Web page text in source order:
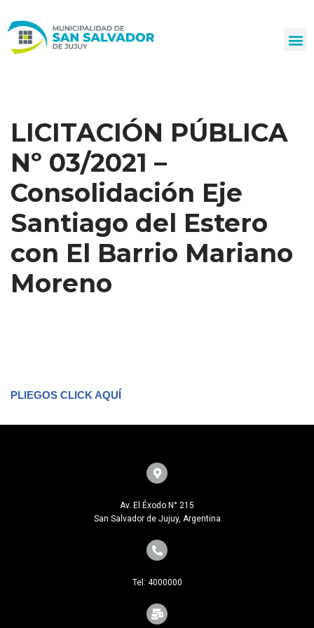
al
LICITACIÓN PÚBLICA
Nº 03/2021 –
Consolidación Eje
Santiago del Estero
con El Barrio Mariano
Moreno
PLIEGOS CLICK AQUÍ
Av. El Éxodo N° 215
San Salvador de Jujuy, Argentina
Tel: 4000000